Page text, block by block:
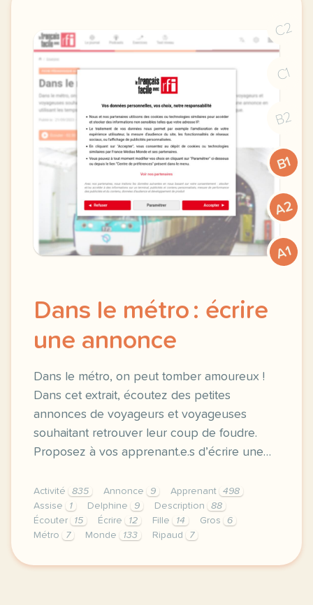
C2
C1
B2
B1
A2
A1
Dans le métro : écrire
une annonce
Dans le métro, on peut tomber amoureux !
Dans cet extrait, écoutez des petites
annonces de voyageurs et voyageuses
souhaitant retrouver leur coup de foudre.
Proposez à vos apprenant.e.s d’écrire une…
Activité 835 Annonce 9 Apprenant
498
Assise
1 Delphine 9 Description
88
Écouter
15 Écrire 12 Fille 14 Gros
6
Métro
7 Monde 133 Ripaud 7
fiche pedagogique a2 dans le metro ecrire une